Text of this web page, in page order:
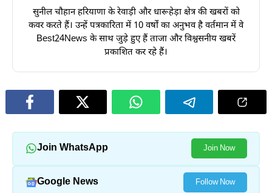
सुनील चौहान हरियाणा के रेवाड़ी और धारूहेड़ा क्षेत्र की खबरों को
कवर करते हैं। उन्हें पत्रकारिता में 10 वर्षों का अनुभव है वर्तमान में वे
Best24News के साथ जुड़े हुए हैं ताजा और विश्वसनीय खबरें
प्रकाशित कर रहे हैं।
Join WhatsApp Join Now
Google News Follow Now